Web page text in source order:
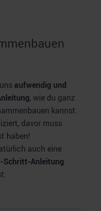
aufwendig und
, wie du ganz
kannst.
davor muss
haben!
auch eine
Anleitung